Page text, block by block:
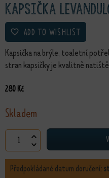
Kapsička
ADD TO WISHLIST
Kapsička na brýle, toaletní
stran kapsičky je kvalitně
280 Kč
Skladem
Kapsička Levandulová množství
Předpokládané datum doručení: